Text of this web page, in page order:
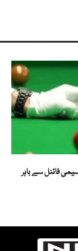
فائنل سے باہر